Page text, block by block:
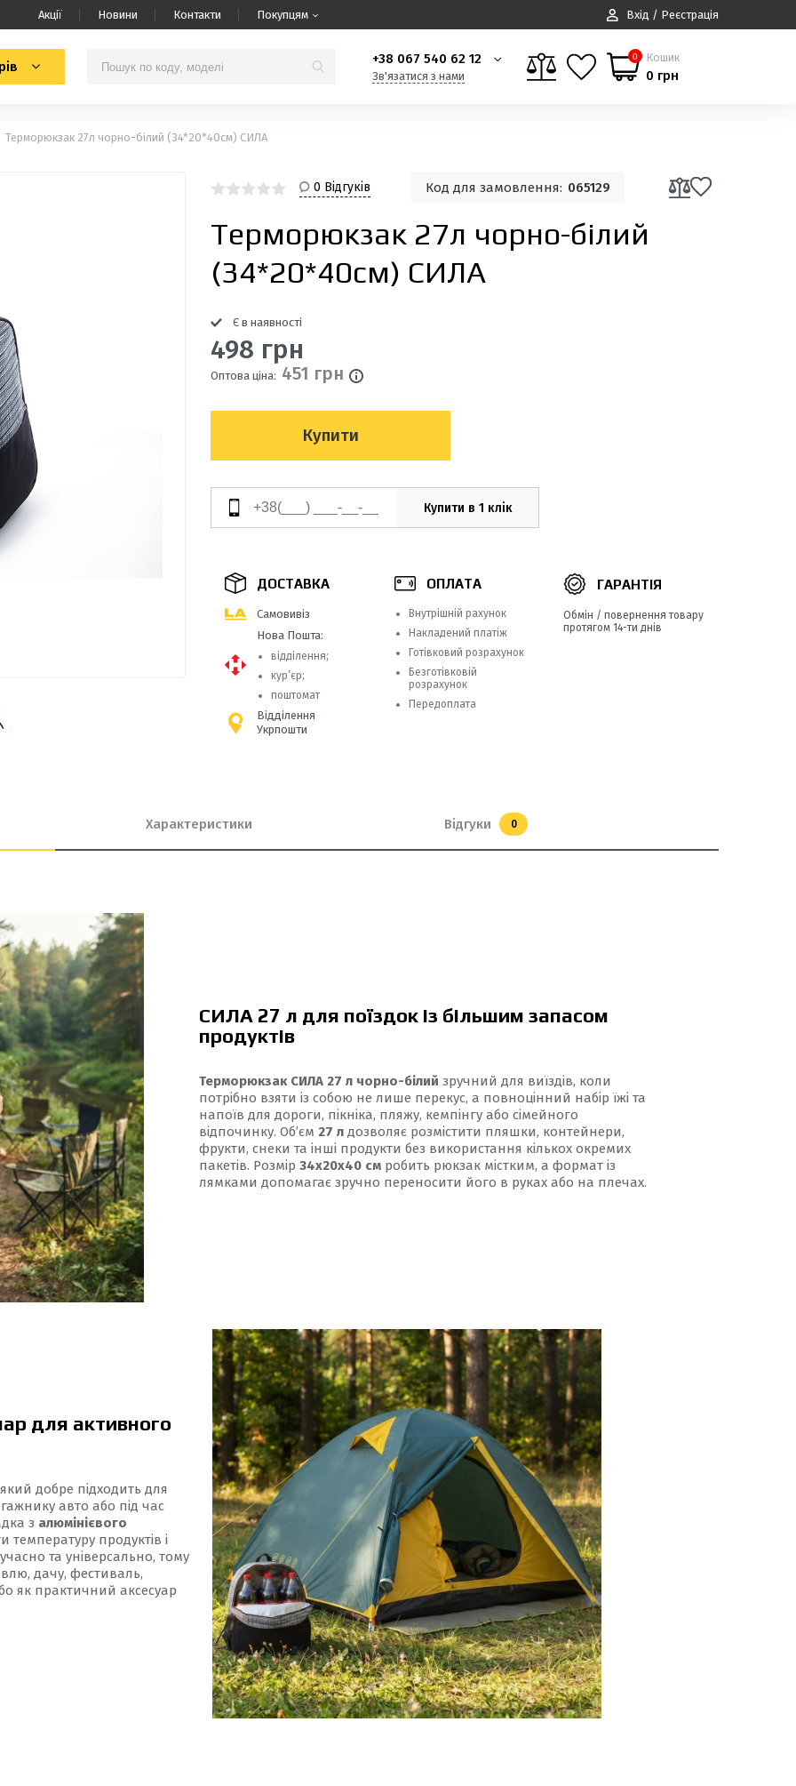
Акції Новини Контакти Покупцям Вхід / Реєстрація
+38 067 540 62 12
Зв'язатися з нами
0 Кошик
0 грн
Терморюкзак 27л чорно-білий (34*20*40см) СИЛА
0 Відгуків Код для замовлення: 065129
Терморюкзак 27л чорно-білий
(34*20*40см) СИЛА
Є в наявності
498 грн
Оптова ціна: 451 грн
Купити
Купити в 1 клік
ДОСТАВКА
Самовивіз
Нова Пошта:
відділення;
кур’єр;
поштомат
Відділення
Укрпошти
ОПЛАТА
Внутрішній рахунок
Накладений платіж
Готівковий розрахунок
Безготівковій
розрахунок
Передоплата
ГАРАНТІЯ
Обмін / повернення товару
протягом 14-ти днів
Характеристики Відгуки 0
СИЛА 27 л для поїздок із більшим запасом
продуктів
Терморюкзак СИЛА 27 л чорно-білий зручний для виїздів, коли
потрібно взяти із собою не лише перекус, а повноцінний набір їжі та
напоїв для дороги, пікніка, пляжу, кемпінгу або сімейного
відпочинку. Об’єм 27 л дозволяє розмістити пляшки, контейнери,
фрукти, снеки та інші продукти без використання кількох окремих
пакетів. Розмір 34х20х40 см робить рюкзак містким, а формат із
лямками допомагає зручно переносити його в руках або на плечах.
для активного
добре підходить для
авто або під час
з алюмінієвого
продуктів і
та універсально, тому
дачу, фестиваль,
як практичний аксесуар